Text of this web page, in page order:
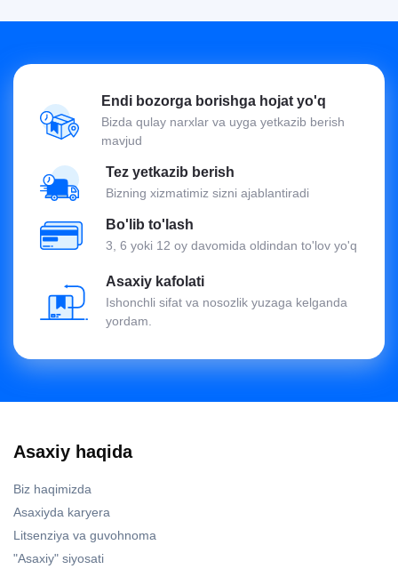
Endi bozorga borishga hojat yo'q
Bizda qulay narxlar va uyga yetkazib berish
mavjud
Tez yetkazib berish
Bizning xizmatimiz sizni ajablantiradi
Bo'lib to'lash
3, 6 yoki 12 oy davomida oldindan to'lov yo'q
Asaxiy kafolati
Ishonchli sifat va nosozlik yuzaga kelganda
yordam.
Asaxiy haqida
Biz haqimizda
Asaxiyda karyera
Litsenziya va guvohnoma
"Asaxiy" siyosati